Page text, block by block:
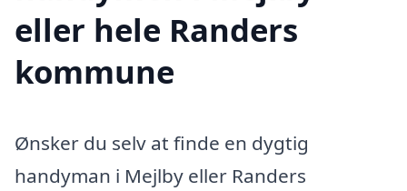
eller hele Randers
kommune
Ønsker du selv at finde en dygtig
handyman i Mejlby eller Randers